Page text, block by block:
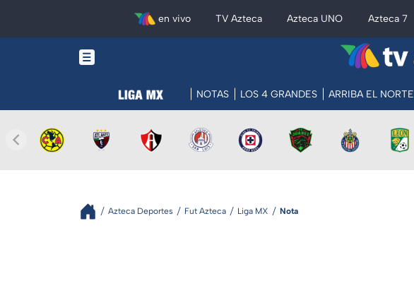
en vivo TV Azteca Azteca UNO Azteca 7
NOTAS LOS 4 GRANDES ARRIBA EL NORTE
Azteca Deportes Fut Azteca Liga MX Nota